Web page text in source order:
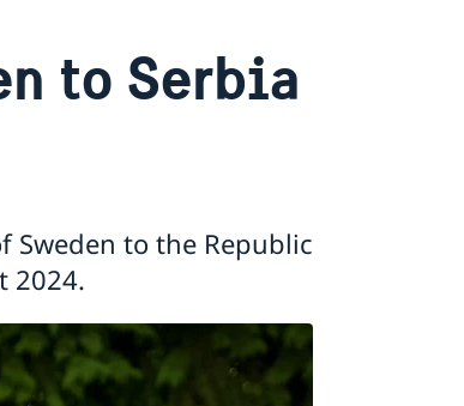
to Serbia
Sweden to the Republic
2024.